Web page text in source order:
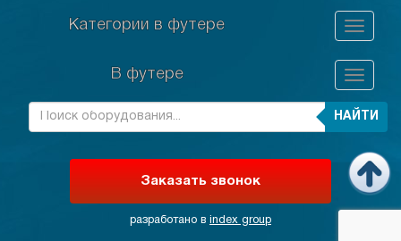
Категории в футере
В футере
НАЙТИ
Заказать звонок
разработано в index group